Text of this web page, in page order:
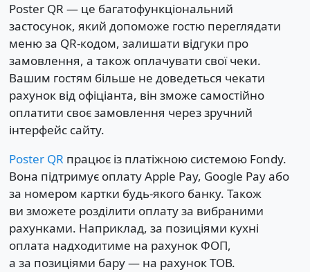
Poster QR — це багатофункціональний
застосунок, який допоможе гостю переглядати
меню за QR-кодом, залишати відгуки про
замовлення, а також оплачувати свої чеки.
Вашим гостям більше не доведеться чекати
рахунок від офіціанта, він зможе самостійно
оплатити своє замовлення через зручний
інтерфейс сайту.
Poster QR працює із платіжною системою Fondy.
Вона підтримує оплату Apple Pay, Google Pay або
за номером картки будь-якого банку. Також
ви зможете розділити оплату за вибраними
рахунками. Наприклад, за позиціями кухні
оплата надходитиме на рахунок ФОП,
а за позиціями бару — на рахунок ТОВ.